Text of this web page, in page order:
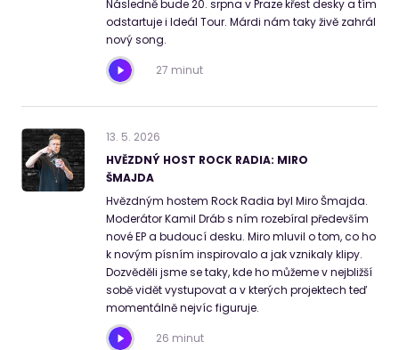
Následně bude 20. srpna v Praze křest desky a tím
odstartuje i Ideál Tour. Márdi nám taky živě zahrál
nový song.
27 minut
13. 5. 2026
HVĚZDNÝ HOST ROCK RADIA: MIRO
ŠMAJDA
Hvězdným hostem Rock Radia byl Miro Šmajda.
Moderátor Kamil Dráb s ním rozebíral především
nové EP a budoucí desku. Miro mluvil o tom, co ho
k novým písním inspirovalo a jak vznikaly klipy.
Dozvěděli jsme se taky, kde ho můžeme v nejbližší
sobě vidět vystupovat a v kterých projektech teď
momentálně nejvíc figuruje.
26 minut